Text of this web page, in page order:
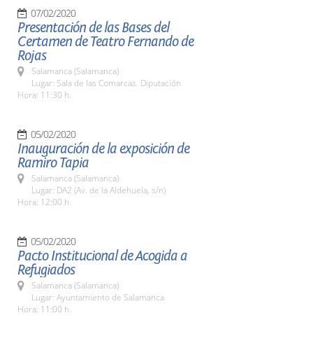
07/02/2020
Presentación de las Bases del
Certamen de Teatro Fernando de
Rojas
Salamanca (Salamanca)
Lugar: Sala de las Comarcas. Diputación
Hora: 11:30 h.
05/02/2020
Inauguración de la exposición de
Ramiro Tapia
Salamanca (Salamanca)
Lugar: DA2 (Av. de la Aldehuela, s/n)
Hora: 12:00 h.
05/02/2020
Pacto Institucional de Acogida a
Refugiados
Salamanca (Salamanca)
Lugar: Ayuntamiento de Salamanca
Hora: 11:00 h.